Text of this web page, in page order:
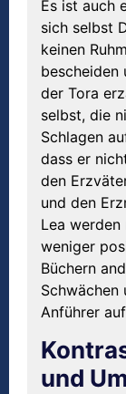
Es ist auch
sich selbst
keinen
bescheiden
der Tora
selbst, die
Schlagen
dass er
den
und den
Lea
weniger
Büchern
Schwächen
Anführer
und